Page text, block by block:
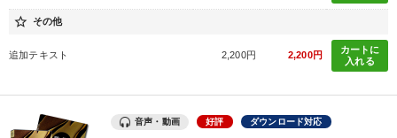
star_border その他
追加テキスト 2,200円 2,200円
カートに
入れる
音声・動画 好評 ダウンロード対応